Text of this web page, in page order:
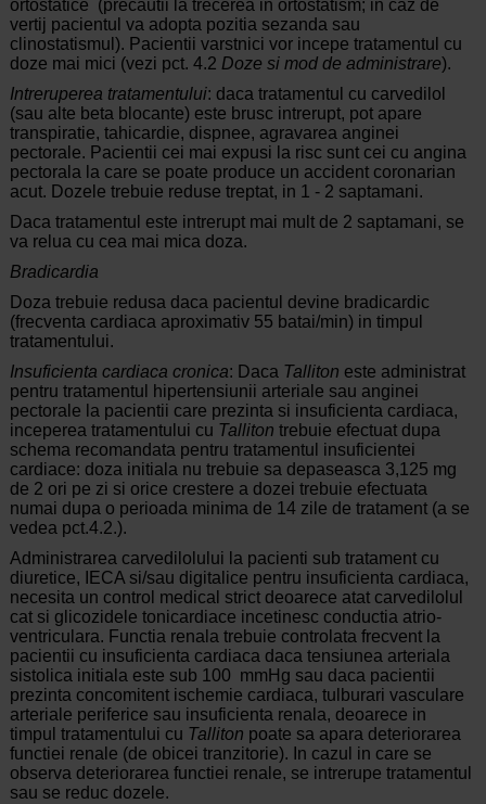
ortostatice (precautii la trecerea in ortostatism; in caz de
vertij pacientul va adopta pozitia sezanda sau
clinostatismul). Pacientii varstnici vor incepe tratamentul cu
doze mai mici (vezi pct. 4.2 Doze si mod de administrare).
Intreruperea tratamentului: daca tratamentul cu carvedilol
(sau alte beta blocante) este brusc intrerupt, pot apare
transpiratie, tahicardie, dispnee, agravarea anginei
pectorale. Pacientii cei mai expusi la risc sunt cei cu angina
pectorala la care se poate produce un accident coronarian
acut. Dozele trebuie reduse treptat, in 1 - 2 saptamani.
Daca tratamentul este intrerupt mai mult de 2 saptamani, se
va relua cu cea mai mica doza.
Bradicardia
Doza trebuie redusa daca pacientul devine bradicardic
(frecventa cardiaca aproximativ 55 batai/min) in timpul
tratamentului.
Insuficienta cardiaca cronica: Daca Talliton este administrat
pentru tratamentul hipertensiunii arteriale sau anginei
pectorale la pacientii care prezinta si insuficienta cardiaca,
inceperea tratamentului cu Talliton trebuie efectuat dupa
schema recomandata pentru tratamentul insuficientei
cardiace: doza initiala nu trebuie sa depaseasca 3,125 mg
de 2 ori pe zi si orice crestere a dozei trebuie efectuata
numai dupa o perioada minima de 14 zile de tratament (a se
vedea pct.4.2.).
Administrarea carvedilolului la pacienti sub tratament cu
diuretice, IECA si/sau digitalice pentru insuficienta cardiaca,
necesita un control medical strict deoarece atat carvedilolul
cat si glicozidele tonicardiace incetinesc conductia atrio-
ventriculara. Functia renala trebuie controlata frecvent la
pacientii cu insuficienta cardiaca daca tensiunea arteriala
sistolica initiala este sub 100 mmHg sau daca pacientii
prezinta concomitent ischemie cardiaca, tulburari vasculare
arteriale periferice sau insuficienta renala, deoarece in
timpul tratamentului cu Talliton poate sa apara deteriorarea
functiei renale (de obicei tranzitorie). In cazul in care se
observa deteriorarea functiei renale, se intrerupe tratamentul
sau se reduc dozele.